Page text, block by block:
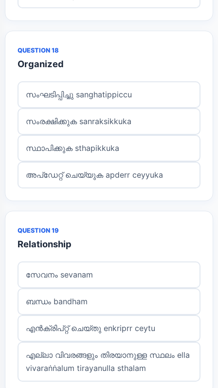
QUESTION 18
Organized
സംഘടിപ്പിച്ചു sanghatippiccu
സംരക്ഷിക്കുക sanraksikkuka
സ്ഥാപിക്കുക sthapikkuka
അപ്ഡേറ്റ് ചെയ്യുക apderr ceyyuka
QUESTION 19
Relationship
സേവനം sevanam
ബന്ധം bandham
എൻക്രിപ്റ്റ് ചെയ്തു enkriprr ceytu
എല്ലാ വിവരങ്ങളും തിരയാനുള്ള സ്ഥലം ella
vivaraṅṅalum tirayanulla sthalam